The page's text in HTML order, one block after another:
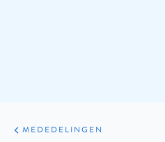
ARTIKELEN
VARIA
MEDEDELINGEN